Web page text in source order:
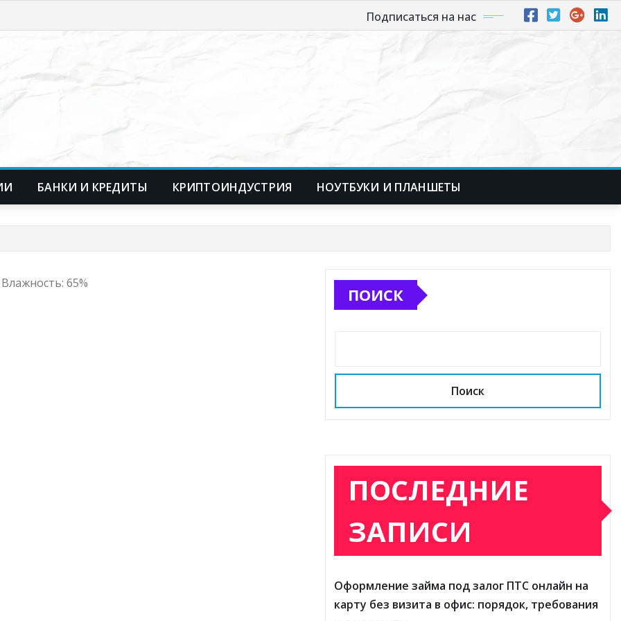
Подписаться на нас
БАНКИ И КРЕДИТЫ КРИПТОИНДУСТРИЯ НОУТБУКИ И ПЛАНШЕТЫ
65%
ПОИСК
Поиск
ПОСЛЕДНИЕ
ЗАПИСИ
Оформление займа под залог ПТС онлайн на
карту без визита в офис: порядок, требования